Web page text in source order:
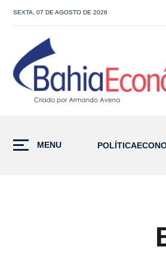
SEXTA, 07 DE AGOSTO DE 2026
MENU POLÍTICA